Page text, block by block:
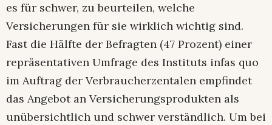
es für schwer, zu beurteilen, welche
Versicherungen für sie wirklich wichtig sind.
Fast die Hälfte der Befragten (47 Prozent) einer
repräsentativen Umfrage des Instituts infas quo
im Auftrag der Verbraucherzentalen empfindet
das Angebot an Versicherungsprodukten als
unübersichtlich und schwer verständlich. Um bei